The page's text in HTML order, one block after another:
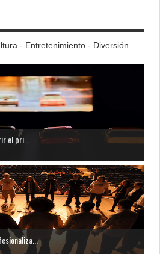
- Entretenimiento - Diversión
el pri...